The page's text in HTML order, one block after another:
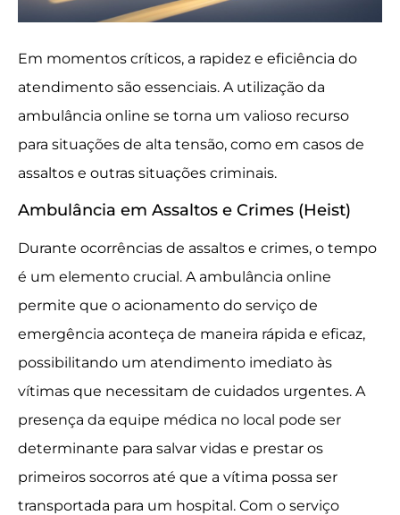
Em momentos críticos, a rapidez e eficiência do
atendimento são essenciais. A utilização da
ambulância online se torna um valioso recurso
para situações de alta tensão, como em casos de
assaltos e outras situações criminais.
Ambulância em Assaltos e Crimes (Heist)
Durante ocorrências de assaltos e crimes, o tempo
é um elemento crucial. A ambulância online
permite que o acionamento do serviço de
emergência aconteça de maneira rápida e eficaz,
possibilitando um atendimento imediato às
vítimas que necessitam de cuidados urgentes. A
presença da equipe médica no local pode ser
determinante para salvar vidas e prestar os
primeiros socorros até que a vítima possa ser
transportada para um hospital. Com o serviço